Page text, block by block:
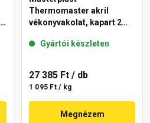
Thermomaster akril
vékonyvakolat, kapart 2
Gyártói készleten
27 385 Ft / db
1 095 Ft / kg
Megnézem